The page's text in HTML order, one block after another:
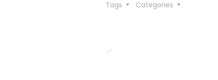
Categories
Tags